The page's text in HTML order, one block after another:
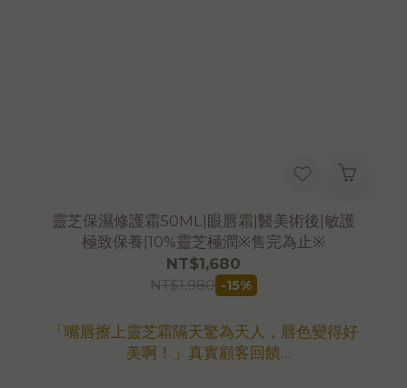
靈芝保濕修護霜50ML|眼唇霜|醫美術後|敏護
極致保養|10%靈芝極潤※售完為止※
NT$1,680
NT$1,980 -15%
「嘴唇擦上靈芝霜隔天驚為天人，唇色變得好
美啊！」真實顧客回饋